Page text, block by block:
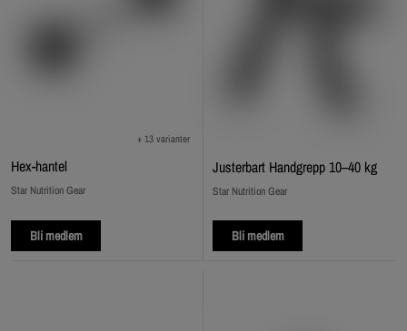
Hex‑hantel
+ 13 varianter
Star Nutrition Gear
Bli medlem
Justerbart Handgrepp 10–40 kg
Star Nutrition Gear
Bli medlem